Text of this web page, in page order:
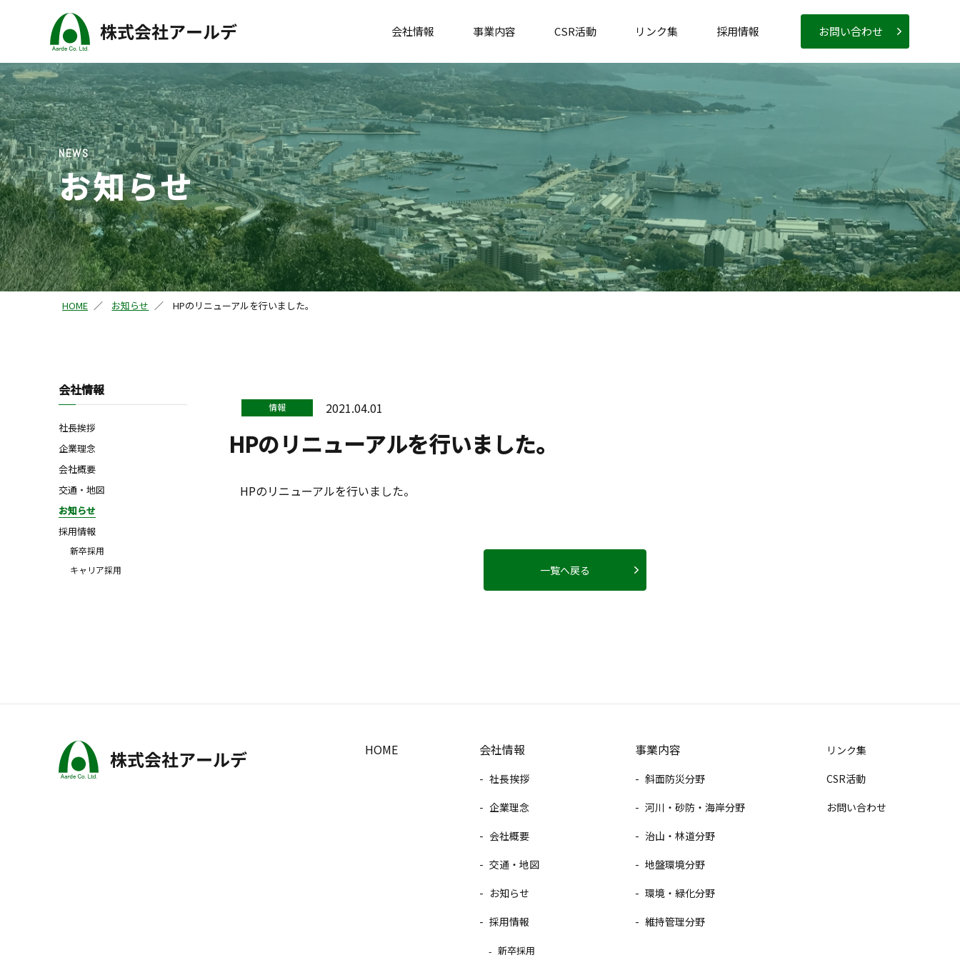
会社情報
社長挨拶
企業理念
会社概要
交通・地図
お知らせ
事業内容
斜面防災分野
河川・砂防・海岸分野
治山・林道分野
地盤環境分野
環境・緑化分野
CSR活動 リンク集 採用情報 お問い合わせ
NEWS
お知らせ
HOME お知らせ HPのリニューアルを行いました。
会社情報
社長挨拶
企業理念
会社概要
交通・地図
お知らせ
採用情報
新卒採用
キャリア採用
情報 2021.04.01
HPのリニューアルを行いました。
HPのリニューアルを行いました。
一覧へ戻る
HOME 会社情報
社長挨拶
企業理念
会社概要
交通・地図
お知らせ
採用情報
新卒採用
事業内容
斜面防災分野
河川・砂防・海岸分野
治山・林道分野
地盤環境分野
環境・緑化分野
維持管理分野
リンク集
CSR活動
お問い合わせ